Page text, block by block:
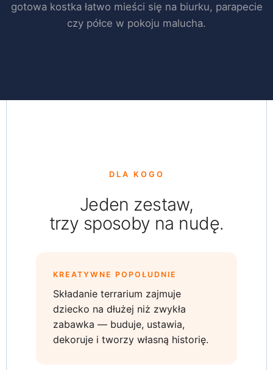
gotowa kostka łatwo mieści się na biurku, parapecie
czy półce w pokoju malucha.
DLA KOGO
Jeden zestaw,
trzy sposoby na nudę.
KREATYWNE POPOŁUDNIE
Składanie terrarium zajmuje
dziecko na dłużej niż zwykła
zabawka — buduje, ustawia,
dekoruje i tworzy własną historię.